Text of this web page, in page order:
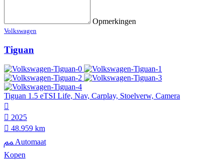
Opmerkingen
Volkswagen
Tiguan
Tiguan 1.5 eTSI Life, Nav, Carplay, Stoelverw, Camera
2025
48.959 km
Automaat
Kopen